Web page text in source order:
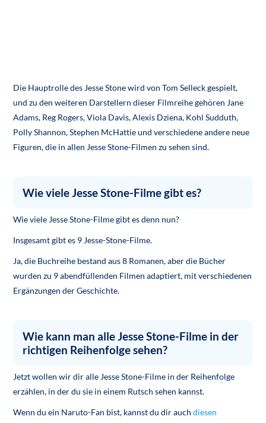
Die Hauptrolle des Jesse Stone wird von Tom Selleck gespielt,
und zu den weiteren Darstellern dieser Filmreihe gehören Jane
Adams, Reg Rogers, Viola Davis, Alexis Dziena, Kohl Sudduth,
Polly Shannon, Stephen McHattie und verschiedene andere neue
Figuren, die in allen Jesse Stone-Filmen zu sehen sind.
Wie viele Jesse Stone-Filme gibt es?
Wie viele Jesse Stone-Filme gibt es denn nun?
Insgesamt gibt es 9 Jesse-Stone-Filme.
Ja, die Buchreihe bestand aus 8 Romanen, aber die Bücher
wurden zu 9 abendfüllenden Filmen adaptiert, mit verschiedenen
Ergänzungen der Geschichte.
Wie kann man alle Jesse Stone-Filme in der
richtigen Reihenfolge sehen?
Jetzt wollen wir dir alle Jesse Stone-Filme in der Reihenfolge
erzählen, in der du sie in einem Rutsch sehen kannst.
Wenn du ein Naruto-Fan bist, kannst du dir auchdiesen